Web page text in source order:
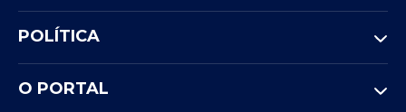
POLÍTICA
O PORTAL